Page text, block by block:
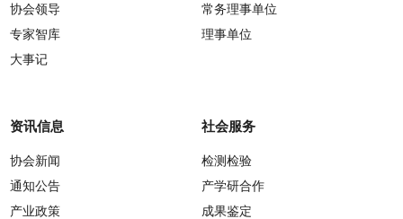
协会领导
专家智库
大事记
常务理事单位
理事单位
资讯信息
协会新闻
通知公告
产业政策
社会服务
检测检验
产学研合作
成果鉴定